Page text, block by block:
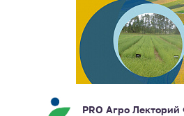
PRO Агро